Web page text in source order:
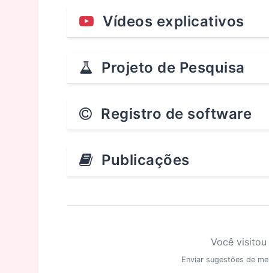
Vídeos explicativos
Projeto de Pesquisa
Registro de software
Publicações
Você
Enviar sugestões de